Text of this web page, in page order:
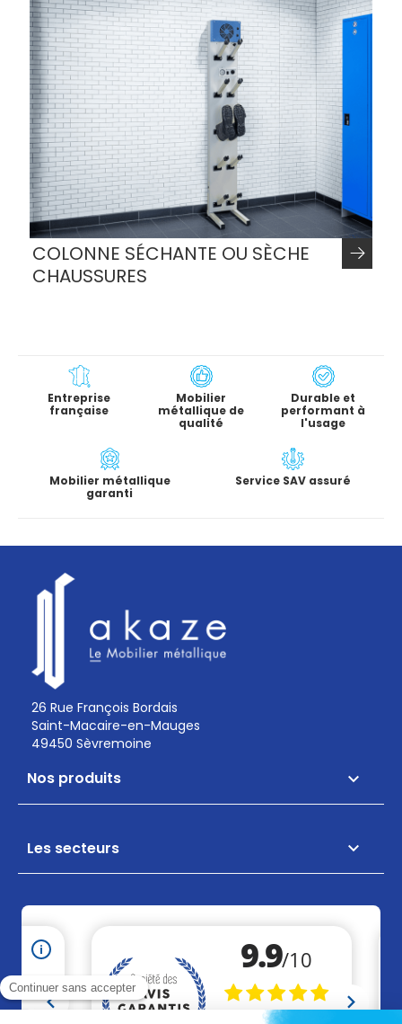
COLONNE SÉCHANTE OU SÈCHE
CHAUSSURES
Entreprise
française
Mobilier
métallique de
qualité
Durable et
performant à
l'usage
Mobilier métallique
garanti
Service SAV assuré
26 Rue François Bordais
Saint-Macaire-en-Mauges
49450 Sèvremoine
Nos produits 
Les secteurs 